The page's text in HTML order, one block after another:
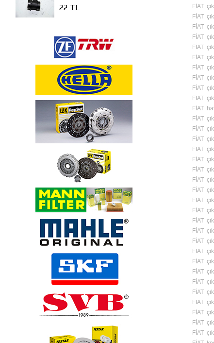
22 TL
FİAT
FİAT
FİAT
FİAT
FİAT
FİAT
FİAT
FİAT
FİAT
FİAT
FİAT
FİAT
FİAT
FİAT
FİAT
FİAT
FİAT
FİAT
FİAT
FİAT
FİAT
FİAT
FİAT
FİAT
FİAT
FİAT
FİAT
FİAT
FİAT
FİAT
FİAT
FİAT
FİAT